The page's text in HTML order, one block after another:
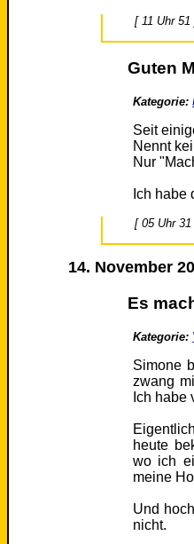
[ 11 Uhr
Guten
Kategorie:
Seit
Nennt
Nur
Ich habe
[ 05 Uhr
14. November
Es
Kategorie:
Simone
zwang
Ich habe
heute
wo ich
meine
Und
nicht.